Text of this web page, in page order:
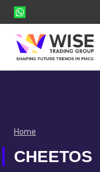
Home
CHEETOS